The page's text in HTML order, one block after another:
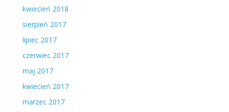
kwiecień 2018
sierpień 2017
lipiec 2017
czerwiec 2017
maj 2017
kwiecień 2017
marzec 2017